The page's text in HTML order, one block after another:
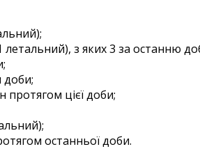
з яких 3 за останню
доби;
цієї доби;
останньої доби.